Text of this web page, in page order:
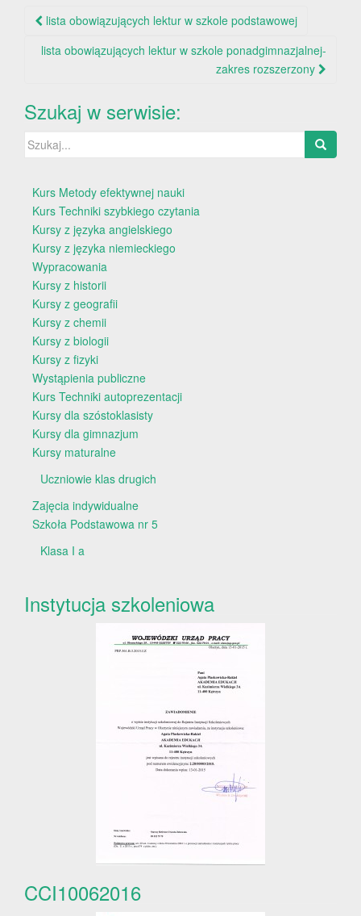
Nawigacja
po
wpisie
lista obowiązujących lektur w szkole podstawowej
lista obowiązujących lektur w szkole ponadgimnazjalnej-
zakres rozszerzony
Szukaj w serwisie:
Szukaj:
Kurs Metody efektywnej nauki
Kurs Techniki szybkiego czytania
Kursy z języka angielskiego
Kursy z języka niemieckiego
Wypracowania
Kursy z historii
Kursy z geografii
Kursy z chemii
Kursy z biologii
Kursy z fizyki
Wystąpienia publiczne
Kurs Techniki autoprezentacji
Kursy dla szóstoklasisty
Kursy dla gimnazjum
Kursy maturalne
Uczniowie klas drugich
Zajęcia indywidualne
Szkoła Podstawowa nr 5
Klasa I a
Instytucja szkoleniowa
CCI10062016